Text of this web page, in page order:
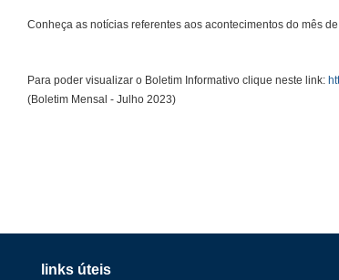
Conheça as notícias referentes aos acontecimentos do mês
Para poder visualizar o Boletim Informativo clique neste link:
(Boletim Mensal - Julho 2023)
links úteis